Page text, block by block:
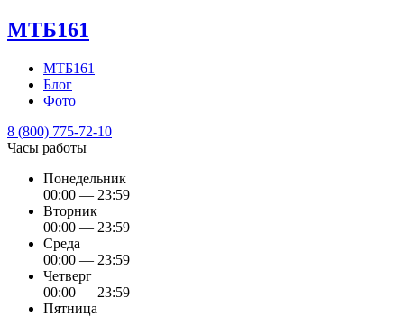
МТБ161
МТБ161
Блог
Фото
8 (800) 775-72-10
Часы работы
Понедельник
00:00 — 23:59
Вторник
00:00 — 23:59
Среда
00:00 — 23:59
Четверг
00:00 — 23:59
Пятница